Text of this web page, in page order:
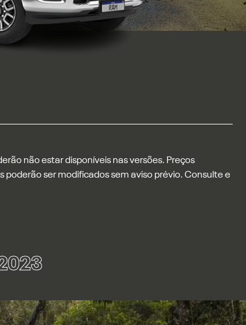
não estar disponíveis nas versões. Preços
poderão ser modificados sem aviso prévio. Consulte e